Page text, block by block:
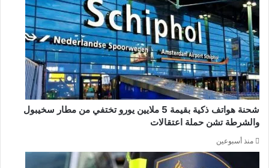
شحنة هواتف ذكية بقيمة 5 ملايين يورو تختفي من مطار سخيبول
والشرطة تشن حملة اعتقالات
منذ أسبوعين